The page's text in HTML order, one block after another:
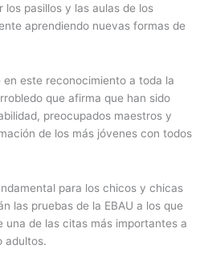
pasillos y las aulas de los
aprendiendo nuevas formas de
este reconocimiento a toda la
que afirma que han sido
preocupados maestros y
de los más jóvenes con todos
para los chicos y chicas
las pruebas de la EBAU a los que
una de las citas más importantes a
adultos.